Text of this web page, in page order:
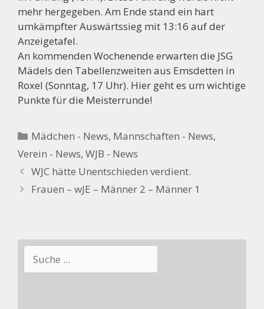
mehr hergegeben. Am Ende stand ein hart
umkämpfter Auswärtssieg mit 13:16 auf der
Anzeigetafel.
An kommenden Wochenende erwarten die JSG
Mädels den Tabellenzweiten aus Emsdetten in
Roxel (Sonntag, 17 Uhr). Hier geht es um wichtige
Punkte für die Meisterrunde!
Kategorien
Mädchen - News, Mannschaften - News,
Verein - News, WJB - News
WJC hätte Unentschieden verdient.
Frauen – wJE – Männer 2 – Männer 1